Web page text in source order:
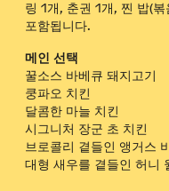
링 1개, 춘권 1개, 찐 밥(
포함됩니다.
메인 선택
꿀소스 바베큐 돼지고기
쿵파오 치킨
달콤한 마늘 치킨
시그니처 장군 초 치킨
브로콜리 곁들인 앵거스
대형 새우를 곁들인 허니